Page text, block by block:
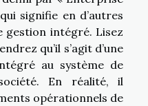
signifie en d’autres
gestion intégré. Lisez
qu’il s’agit d’une
au système de
En réalité, il
opérationnels de